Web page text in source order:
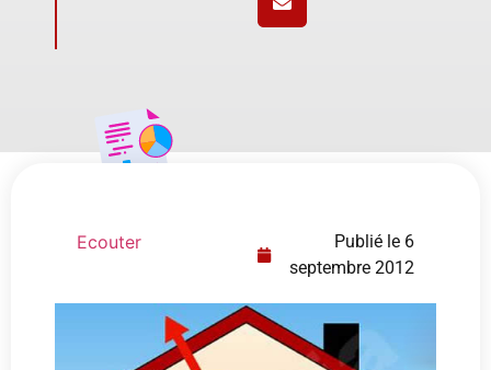
Ecouter Publié le 6
septembre 2012